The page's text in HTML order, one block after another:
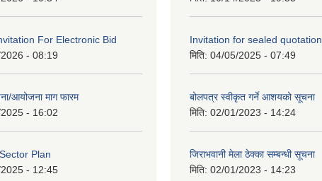
For Electronic Bid
- 08:19
आयोजना माग फारम
- 16:02
Plan
- 12:45
Invitation for sealed quotation
मिति: 04/05/2025 - 07:49
बोलपत्र स्वीकृत गर्ने आशयको सूचना
मिति: 02/01/2023 - 14:24
जिराभवानी मेला ठेक्का सम्बन्धी सूचना
मिति: 02/01/2023 - 14:23